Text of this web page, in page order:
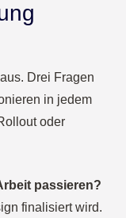
Drei Fragen
in jedem
oder
passieren?
finalisiert wird.